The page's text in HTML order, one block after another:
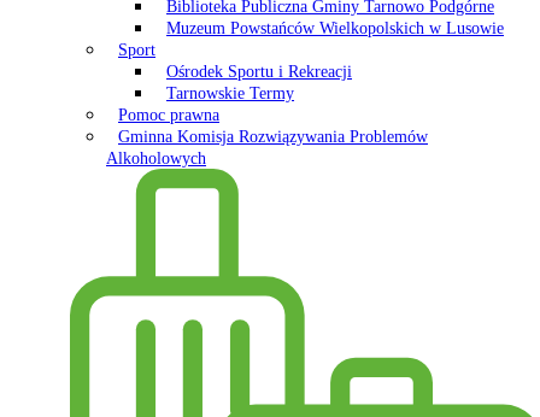
Biblioteka Publiczna Gminy Tarnowo Podgórne
Muzeum Powstańców Wielkopolskich w Lusowie
Sport
Ośrodek Sportu i Rekreacji
Tarnowskie Termy
Pomoc prawna
Gminna Komisja Rozwiązywania Problemów
Alkoholowych